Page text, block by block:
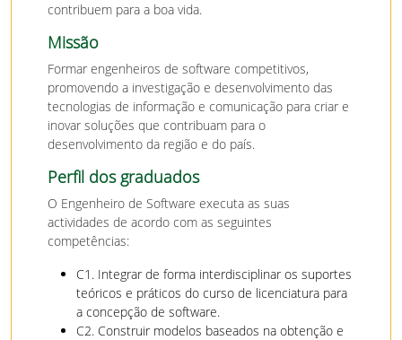
contribuem para a boa vida.
Missão
Formar engenheiros de software competitivos,
promovendo a investigação e desenvolvimento das
tecnologias de informação e comunicação para criar e
inovar soluções que contribuam para o
desenvolvimento da região e do país.
Perfil dos graduados
O Engenheiro de Software executa as suas
actividades de acordo com as seguintes
competências:
C1. Integrar de forma interdisciplinar os suportes
teóricos e práticos do curso de licenciatura para
a concepção de software.
C2. Construir modelos baseados na obtenção e